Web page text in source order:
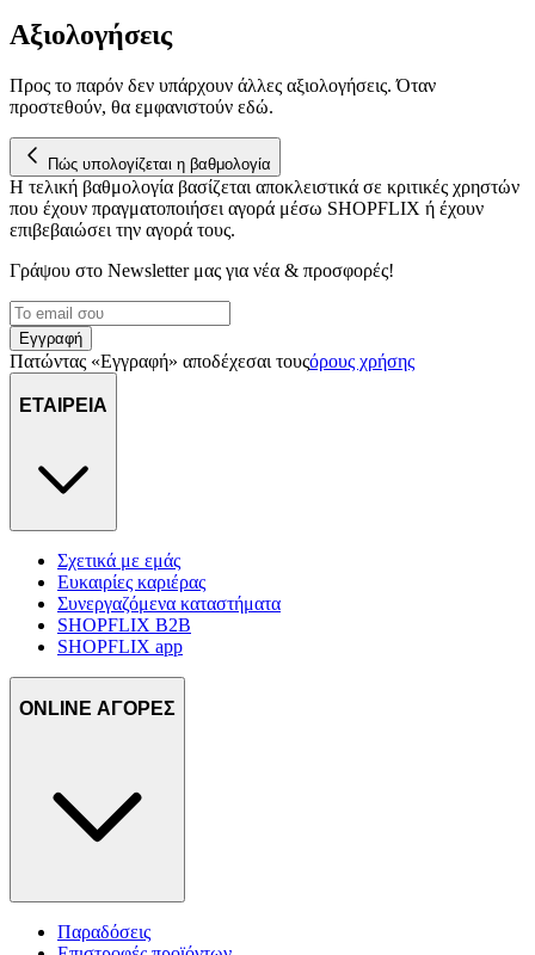
Αξιολογήσεις
Προς το παρόν δεν υπάρχουν άλλες αξιολογήσεις. Όταν
προστεθούν, θα εμφανιστούν εδώ.
Πώς υπολογίζεται η βαθμολογία
Η τελική βαθμολογία βασίζεται αποκλειστικά σε κριτικές χρηστών
που έχουν πραγματοποιήσει αγορά μέσω SHOPFLIX ή έχουν
επιβεβαιώσει την αγορά τους.
Γράψου στο Νewsletter μας για νέα & προσφορές!
Εγγραφή
Πατώντας «Εγγραφή» αποδέχεσαι τουςόρους χρήσης
ΕΤΑΙΡΕΙΑ
Σχετικά με εμάς
Ευκαιρίες καριέρας
Συνεργαζόμενα καταστήματα
SHOPFLIX B2B
SHOPFLIX app
ONLINE ΑΓΟΡΕΣ
Παραδόσεις